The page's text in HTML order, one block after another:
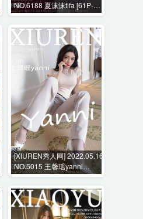
NO.6188 夏沫沫tifa [61P-
713MB]
[XIUREN秀人网] 2022.05.16
NO.5015 王馨瑶yanni
[108P-842MB]